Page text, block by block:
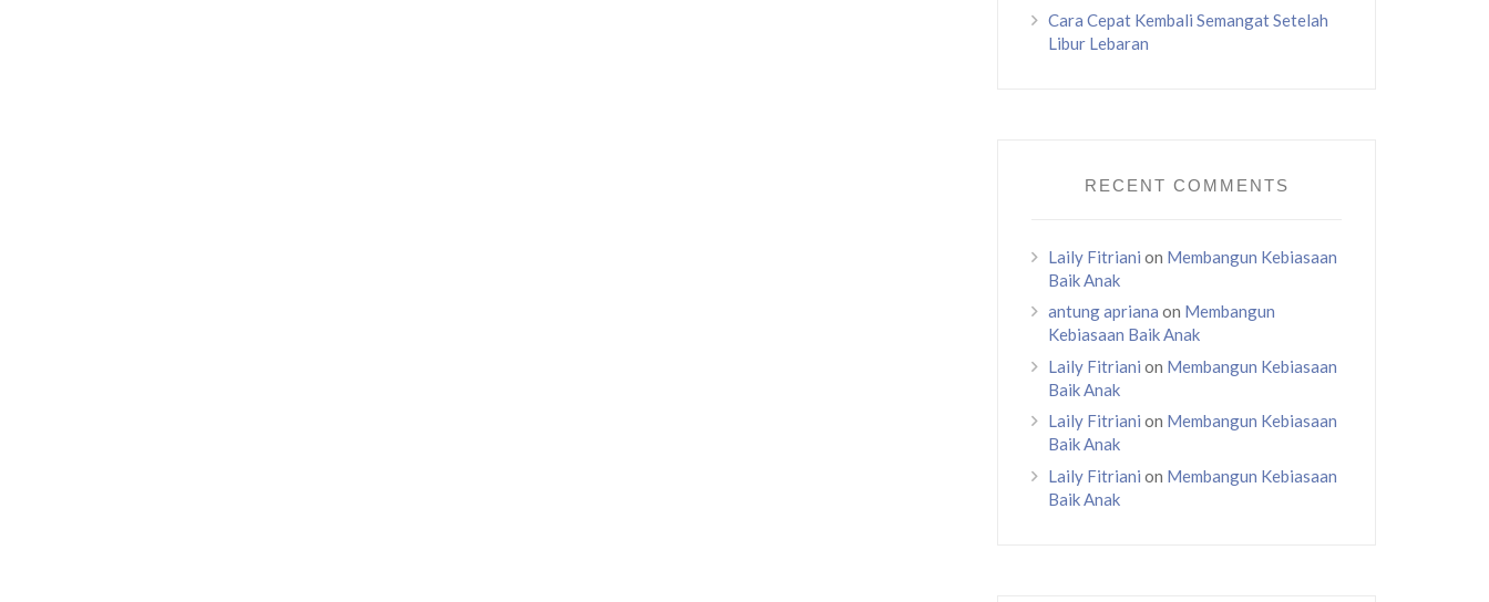
Cara Cepat Kembali Semangat Setelah
Libur Lebaran
RECENT COMMENTS
Laily Fitriani on Membangun Kebiasaan
Baik Anak
antung apriana on Membangun
Kebiasaan Baik Anak
Laily Fitriani on Membangun Kebiasaan
Baik Anak
Laily Fitriani on Membangun Kebiasaan
Baik Anak
Laily Fitriani on Membangun Kebiasaan
Baik Anak